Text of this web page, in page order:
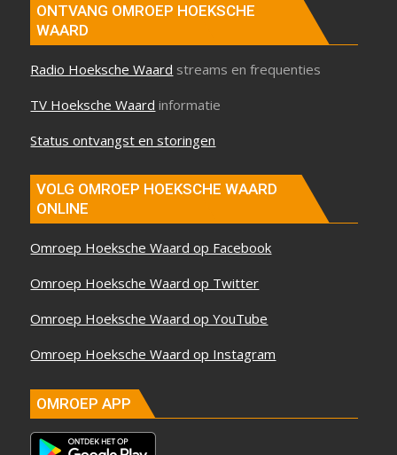
ONTVANG OMROEP HOEKSCHE
WAARD
Radio Hoeksche Waard streams en frequenties
TV Hoeksche Waard informatie
Status ontvangst en storingen
VOLG OMROEP HOEKSCHE WAARD
ONLINE
Omroep Hoeksche Waard op Facebook
Omroep Hoeksche Waard op Twitter
Omroep Hoeksche Waard op YouTube
Omroep Hoeksche Waard op Instagram
OMROEP APP